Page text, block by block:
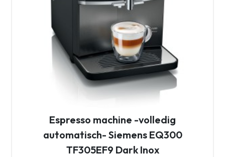
Espresso machine -volledig
automatisch- Siemens EQ300
TF305EF9 Dark Inox